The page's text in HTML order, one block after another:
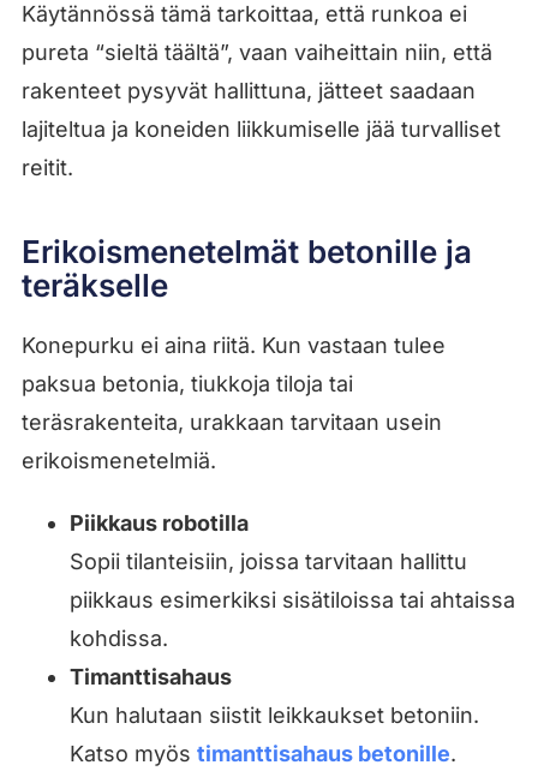
Käytännössä tämä tarkoittaa, että runkoa ei
pureta “sieltä täältä”, vaan vaiheittain niin, että
rakenteet pysyvät hallittuna, jätteet saadaan
lajiteltua ja koneiden liikkumiselle jää turvalliset
reitit.
Erikoismenetelmät betonille ja
teräkselle
Konepurku ei aina riitä. Kun vastaan tulee
paksua betonia, tiukkoja tiloja tai
teräsrakenteita, urakkaan tarvitaan usein
erikoismenetelmiä.
Piikkaus robotilla
Sopii tilanteisiin, joissa tarvitaan hallittu
piikkaus esimerkiksi sisätiloissa tai ahtaissa
kohdissa.
Timanttisahaus
Kun halutaan siistit leikkaukset betoniin.
Katso myös timanttisahaus betonille.